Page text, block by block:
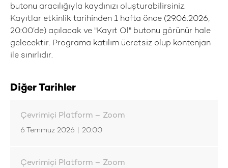
butonu aracılığıyla kaydınızı oluşturabilirsiniz.
Kayıtlar etkinlik tarihinden 1 hafta önce (29.06.2026,
20:00’de) açılacak ve "Kayıt Ol" butonu görünür hale
gelecektir. Programa katılım ücretsiz olup kontenjan
ile sınırlıdır.
Diğer Tarihler
Çevrimiçi Platform – Zoom
6 Temmuz 2026 20:00
Çevrimiçi Platform – Zoom